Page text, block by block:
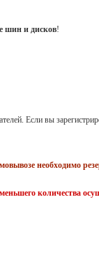
шин и дисков!
Если вы
необходимо
количества